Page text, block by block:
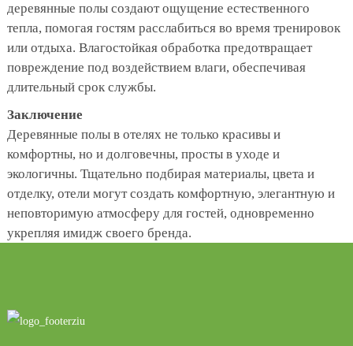
деревянные полы создают ощущение естественного
тепла, помогая гостям расслабиться во время тренировок
или отдыха. Влагостойкая обработка предотвращает
повреждение под воздействием влаги, обеспечивая
длительный срок службы.
Заключение
Деревянные полы в отелях не только красивы и
комфортны, но и долговечны, просты в уходе и
экологичны. Тщательно подбирая материалы, цвета и
отделку, отели могут создать комфортную, элегантную и
неповторимую атмосферу для гостей, одновременно
укрепляя имидж своего бренда.